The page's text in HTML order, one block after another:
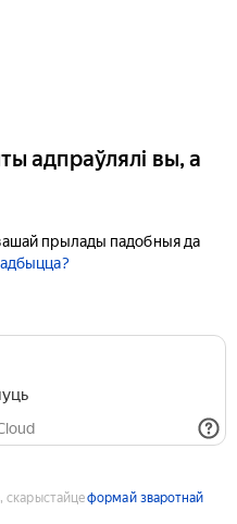
адпраўлялі вы, а
прылады падобныя да
скарыстайцеформай зваротнай